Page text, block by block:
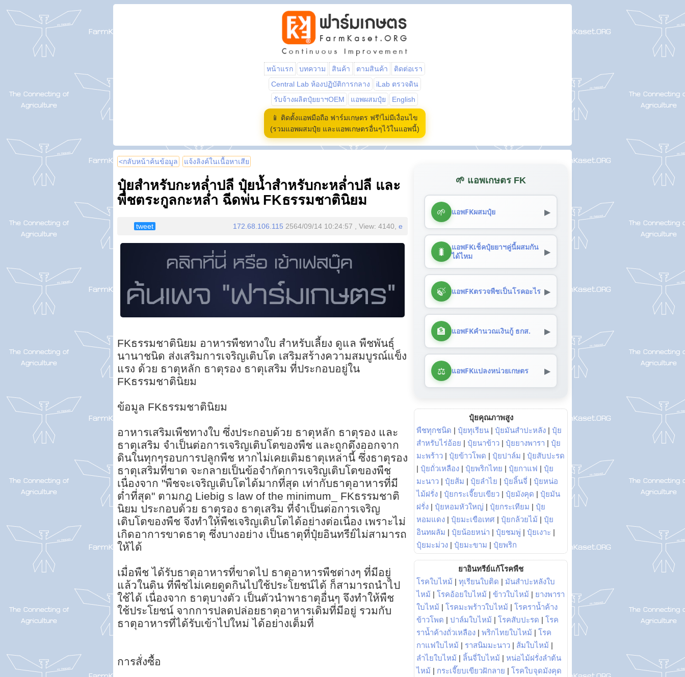
หน้าแรก บทความ สินค้า ตามสินค้า
ติดต่อเรา
Central Lab ห้องปฏิบัติการกลาง
iLab ตรวจดิน
รับจ้างผลิตปุ๋ยยาฯOEM
แอพผสมปุ๋ย English
📱 ติดตั้งแอพมือถือ ฟาร์มเกษตร ฟรี!ไม่มีเงื่อนไข
(รวมแอพผสมปุ๋ย และแอพเกษตรอื่นๆไว้ในแอพนี้)
<กลับหน้าค้นข้อมูล แจ้งลิงค์ในเนื้อหาเสีย
ปุ๋ยสำหรับกะหล่ำปลี ปุ๋ยน้ำสำหรับกะหล่ำปลี และ
พืชตระกูลกะหล่ำ ฉีดพ่น FKธรรมชาตินิยม
tweet 172.68.106.115 2564/09/14 10:24:57 , View: 4140, e
FKธรรมชาตินิยม อาหารพืชทางใบ สำหรับเลี้ยง ดูแล พืชพันธุ์
นานาชนิด ส่งเสริมการเจริญเติบโต เสริมสร้างความสมบูรณ์แข็ง
แรง ด้วย ธาตุหลัก ธาตุรอง ธาตุเสริม ที่ประกอบอยู่ใน
FKธรรมชาตินิยม
ข้อมูล FKธรรมชาตินิยม
อาหารเสริมเพืชทางใบ ซึ่งประกอบด้วย ธาตุหลัก ธาตุรอง และ
ธาตุเสริม จำเป็นต่อการเจริญเติบโตของพืช และถูกดึงออกจาก
ดินในทุกๆรอบการปลูกพืช หากไม่เคยเติมธาตุเหล่านี้ ซึ่งธาตุรอง
ธาตุเสริมที่ขาด จะกลายเป็นข้อจำกัดการเจริญเติบโตของพืช
เนื่องจาก "พืชจะเจริญเติบโตได้มากที่สุด เท่ากับธาตุอาหารที่มี
ต่ำที่สุด" ตามกฎ Liebig s law of the minimum_ FKธรรมชาติ
นิยม ประกอบด้วย ธาตุรอง ธาตุเสริม ที่จำเป็นต่อการเจริญ
เติบโตของพืช จึงทำให้พืชเจริญเติบโตได้อย่างต่อเนื่อง เพราะไม่
เกิดอาการขาดธาตุ ซึ่งบางอย่าง เป็นธาตุที่ปุ๋ยอินทรีย์ไม่สามารถ
ให้ได้
เมื่อพืช ได้รับธาตุอาหารที่ขาดไป ธาตุอาหารพืชต่างๆ ที่มีอยู่
แล้วในดิน ที่พืชไม่เคยดูดกินไปใช้ประโยชน์ได้ ก็สามารถนำไป
ใช้ได้ เนื่องจาก ธาตุบางตัว เป็นตัวนำพาธาตุอื่นๆ จึงทำให้พืช
ใช้ประโยชน์ จากการปลดปล่อยธาตุอาหารเดิมที่มีอยู่ รวมกับ
ธาตุอาหารที่ได้รับเข้าไปใหม่ ได้อย่างเต็มที่
การสั่งซื้อ
🌱 แอพเกษตร FK
🌱 แอพFKผสมปุ๋ย ▶
🐛
แอพFKเช็คปุ๋ยยาฯคู่นี้ผสมกัน
ได้ไหม
▶
🍃 แอพFKตรวจพืชเป็นโรคอะไร ▶
🏦 แอพFKคำนวณเงินกู้ ธกส. ▶
⚖️ แอพFKแปลงหน่วยเกษตร ▶
ปุ๋ยคุณภาพสูง
พืชทุกชนิด | ปุ๋ยทุเรียน | ปุ๋ยมันสำปะหลัง | ปุ๋ย
สำหรับไร่อ้อย | ปุ๋ยนาข้าว | ปุ๋ยยางพารา | ปุ๋ย
มะพร้าว | ปุ๋ยข้าวโพด | ปุ๋ยปาล์ม | ปุ๋ยสับปะรด
| ปุ๋ยถั่วเหลือง | ปุ๋ยพริกไทย | ปุ๋ยกาแฟ | ปุ๋ย
มะนาว | ปุ๋ยส้ม | ปุ๋ยลำไย | ปุ๋ยลิ้นจี่ | ปุ๋ยหน่อ
ไม้ฝรั่ง | ปุ๋ยกระเจี๊ยบเขียว | ปุ๋ยมังคุด | ปุ๋ยมัน
ฝรั่ง | ปุ๋ยหอมหัวใหญ่ | ปุ๋ยกระเทียม | ปุ๋ย
หอมแดง | ปุ๋ยมะเขือเทศ | ปุ๋ยกล้วยไม้ | ปุ๋ย
อินทผลัม | ปุ๋ยน้อยหน่า | ปุ๋ยชมพู่ | ปุ๋ยเงาะ |
ปุ๋ยมะม่วง | ปุ๋ยมะขาม | ปุ๋ยพริก
ยาอินทรีย์แก้โรคพืช
โรคใบไหม้ | ทุเรียนใบติด | มันสำปะหลังใบ
ไหม้ | โรคอ้อยใบไหม้ | ข้าวใบไหม้ | ยางพารา
ใบไหม้ | โรคมะพร้าวใบไหม้ | โรคราน้ำค้าง
ข้าวโพด | ปาล์มใบไหม้ | โรคสับปะรด | โรค
ราน้ำค้างถั่วเหลือง | พริกไทยใบไหม้ | โรค
กาแฟใบไหม้ | ราสนิมมะนาว | ส้มใบไหม้ |
ลำไยใบไหม้ | ลิ้นจี่ใบไหม้ | หน่อไม้ฝรั่งลำต้น
ไหม้ | กระเจี๊ยบเขียวฝักลาย | โรคใบจุดมังคุด